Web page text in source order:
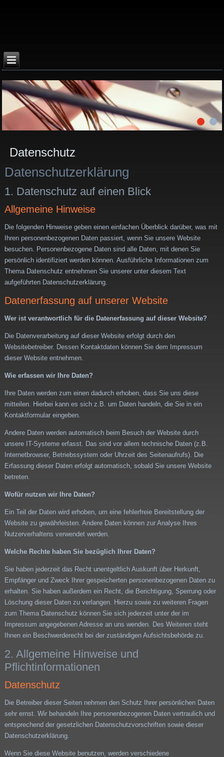
Datenschutz
Datenschutzerklärung
1. Datenschutz auf einen Blick
Allgemeine Hinweise
Die folgenden Hinweise geben einen einfachen Überblick darüber, was mit
Ihren personenbezogenen Daten passiert, wenn Sie unsere Website
besuchen. Personenbezogene Daten sind alle Daten, mit denen Sie
persönlich identifiziert werden können. Ausführliche Informationen zum
Thema Datenschutz entnehmen Sie unserer unter diesem Text
aufgeführten Datenschutzerklärung.
Datenerfassung auf unserer Website
Wer ist verantwortlich für die Datenerfassung auf dieser Website?
Die Datenverarbeitung auf dieser Website erfolgt durch den
Websitebetreiber. Dessen Kontaktdaten können Sie dem Impressum
dieser Website entnehmen.
Wie erfassen wir Ihre Daten?
Ihre Daten werden zum einen dadurch erhoben, dass Sie uns diese
mitteilen. Hierbei kann es sich z.B. um Daten handeln, die Sie in ein
Kontaktformular eingeben.
Andere Daten werden automatisch beim Besuch der Website durch
unsere IT-Systeme erfasst. Das sind vor allem technische Daten (z.B.
Internetbrowser, Betriebssystem oder Uhrzeit des Seitenaufrufs). Die
Erfassung dieser Daten erfolgt automatisch, sobald Sie unsere Website
betreten.
Wofür nutzen wir Ihre Daten?
Ein Teil der Daten wird erhoben, um eine fehlerfreie Bereitstellung der
Website zu gewährleisten. Andere Daten können zur Analyse Ihres
Nutzerverhaltens verwendet werden.
Welche Rechte haben Sie bezüglich Ihrer Daten?
Sie haben jederzeit das Recht unentgeltlich Auskunft über Herkunft,
Empfänger und Zweck Ihrer gespeicherten personenbezogenen Daten zu
erhalten. Sie haben außerdem ein Recht, die Berichtigung, Sperrung oder
Löschung dieser Daten zu verlangen. Hierzu sowie zu weiteren Fragen
zum Thema Datenschutz können Sie sich jederzeit unter der im
Impressum angegebenen Adresse an uns wenden. Des Weiteren steht
Ihnen ein Beschwerderecht bei der zuständigen Aufsichtsbehörde zu.
2. Allgemeine Hinweise und
Pflichtinformationen
Datenschutz
Die Betreiber dieser Seiten nehmen den Schutz Ihrer persönlichen Daten
sehr ernst. Wir behandeln Ihre personenbezogenen Daten vertraulich und
entsprechend der gesetzlichen Datenschutzvorschriften sowie dieser
Datenschutzerklärung.
Wenn Sie diese Website benutzen, werden verschiedene